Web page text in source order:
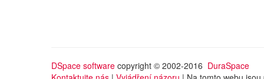
DSpace software copyright © 2002-2016 DuraSpace